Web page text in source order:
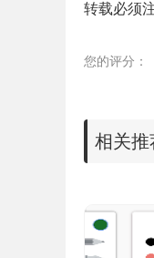
笔记保存
转载必须
您的评分：
相关推